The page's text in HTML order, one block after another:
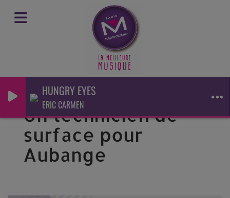
HUNGRY EYES
ERIC CARMEN
Un technicien de
surface pour
Aubange